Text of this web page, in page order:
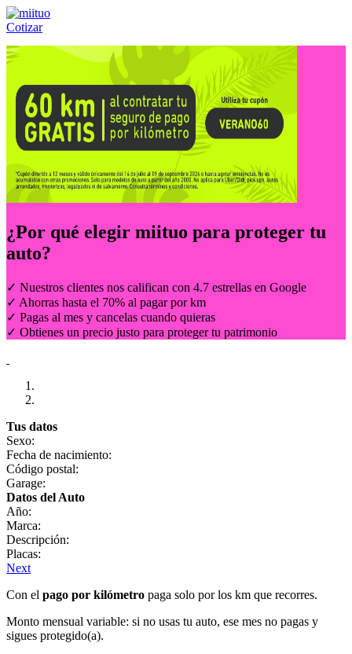
Cotizar
Llámanos al:(55) 84-21-05-00 ó
¿Por qué elegir miituo para proteger tu
auto?
✓ Nuestros clientes nos califican con 4.7 estrellas en Google
✓ Ahorras hasta el 70% al pagar por km
✓ Pagas al mes y cancelas cuando quieras
✓ Obtienes un precio justo para proteger tu patrimonio
Tus datos
Sexo:
Fecha de nacimiento:
Código postal:
Garage:
Datos del Auto
Año:
Marca:
Descripción:
Placas:
Next
Con el pago por kilómetro paga solo por los km que recorres.
Monto mensual variable: si no usas tu auto, ese mes no pagas y
sigues protegido(a).